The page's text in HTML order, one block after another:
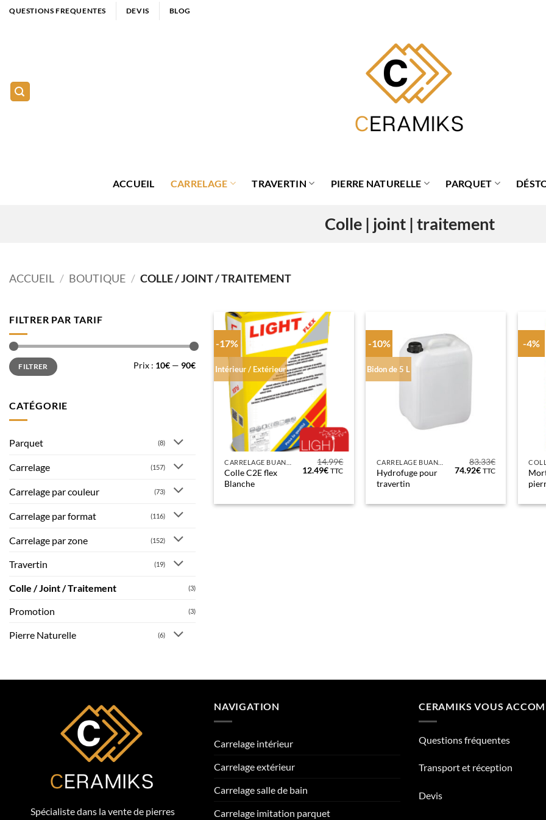
Passer
QUESTIONS FREQUENTES DEVIS BLOG
ACCUEIL CARRELAGE TRAVERTIN PIERRE NATURELLE PARQUET
Colle | joint | traitement
ACCUEIL / BOUTIQUE / COLLE / JOINT / TRAITEMENT
FILTRER PAR TARIF
Prix
min
Prix
maxFILTRER Prix : 10€ — 90€
CATÉGORIE
Parquet (8)
Carrelage (157)
Carrelage par couleur (73)
Carrelage par format (116)
Carrelage par zone (152)
Travertin (19)
Colle / Joint / Traitement (3)
Promotion (3)
Pierre Naturelle (6)
-17%
Intérieur / Extérieur
Colle C2E flex
Blanche
14.99€
Le
14.99€.
12.49€Le
12.49€.
TTC
-10%
Bidon de 5 L
Hydrofuge pour
travertin
83.33€
Le
83.33€.
74.92€Le
74.92€.
TTC
-4%
Spécialiste dans la vente de pierres
NAVIGATION
Carrelage intérieur
Carrelage extérieur
Carrelage salle de bain
Carrelage imitation parquet
CERAMIKS VOUS
Questions fréquentes
Transport et réception
Devis